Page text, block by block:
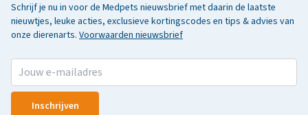
Schrijf je nu in voor de Medpets nieuwsbrief met daarin de laatste
nieuwtjes, leuke acties, exclusieve kortingscodes en tips & advies van
onze dierenarts. Voorwaarden nieuwsbrief
Inschrijven